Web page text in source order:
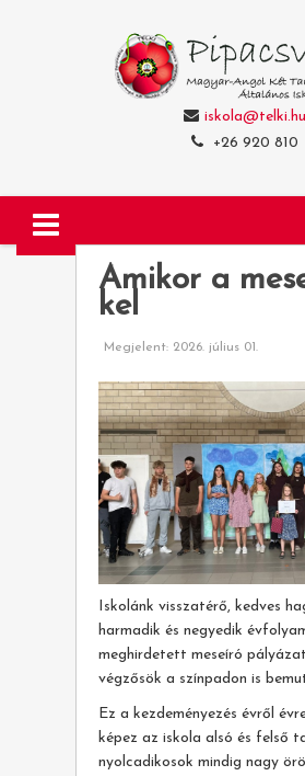
iskola@telki.hu
+26 920 810
Amikor a
kel
Megjelent: 2026. július 01.
Iskolánk visszatérő, kedves
harmadik és negyedik
meghirdetett meseíró
végzősök a színpadon is
Ez a kezdeményezés évről
képez az iskola alsó és felső
nyolcadikosok mindig nagy